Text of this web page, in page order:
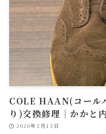
COLE HAAN(コール
り)交換修理｜かかと
2026年2月13日